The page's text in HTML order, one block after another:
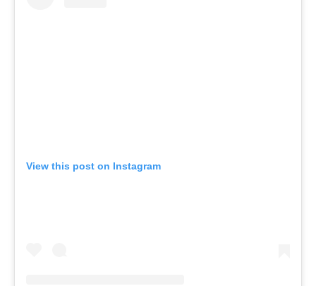
View this post on Instagram